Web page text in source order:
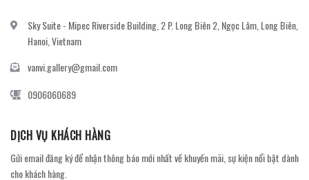
Sky Suite - Mipec Riverside Building, 2 P. Long Biên 2, Ngọc Lâm, Long Biên,
Hanoi, Vietnam
vanvi.gallery@gmail.com
0906060689
DỊCH VỤ KHÁCH HÀNG
Gửi email đăng ký để nhận thông báo mới nhất về khuyến mãi, sự kiện nổi bật dành
cho khách hàng.